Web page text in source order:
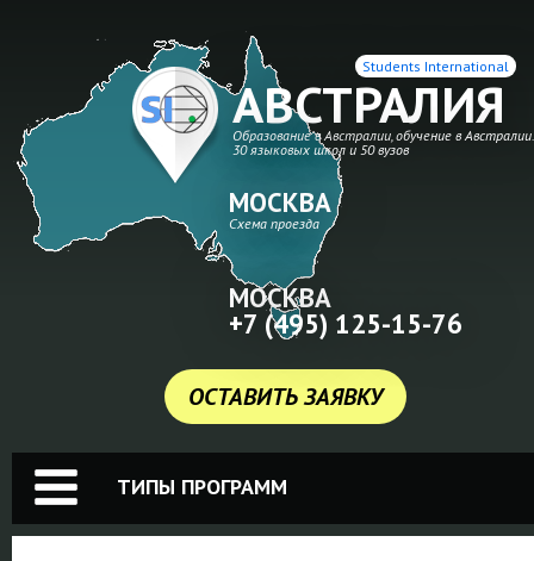
АВСТРАЛИЯ
Образование в Австралии, обучение в Австралии.
30 языковых школ и 50 вузов
Students International
ОСТАВИТЬ ЗАЯВКУ
МОСКВА
Схема проезда
МОСКВА
+7 (495) 125-15-76
ТИПЫ ПРОГРАММ